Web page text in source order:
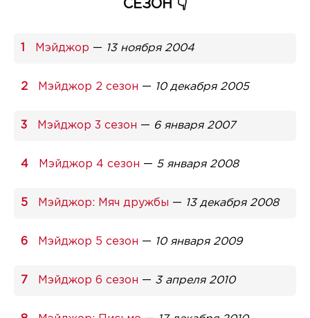
СЕЗОН 👇
Мэйджор — 13 ноября 2004
Мэйджор 2 сезон — 10 декабря 2005
Мэйджор 3 сезон — 6 января 2007
Мэйджор 4 сезон — 5 января 2008
Мэйджор: Мяч дружбы — 13 декабря 2008
Мэйджор 5 сезон — 10 января 2009
Мэйджор 6 сезон — 3 апреля 2010